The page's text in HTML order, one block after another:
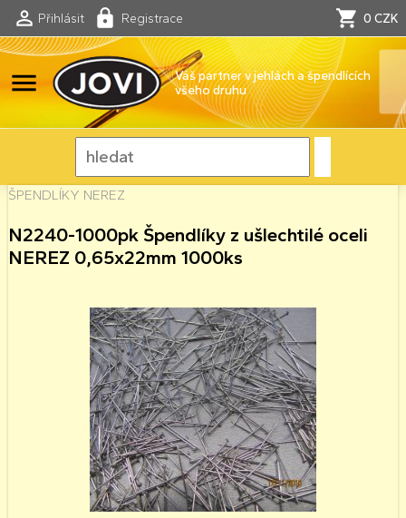
Přihlásit Registrace 0 CZK
menu
Váš partner v jehlách a špendlících
všeho druhu
ŠPENDLÍKY NEREZ
N2240-1000pk Špendlíky z ušlechtilé oceli
NEREZ 0,65x22mm 1000ks